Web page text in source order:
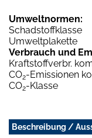
Umweltnormen:
Schadstoffklasse
Umweltplakette
Verbrauch und
Kraftstoffverbr.
CO2-Emissionen
CO2-Klasse
Beschreibung /